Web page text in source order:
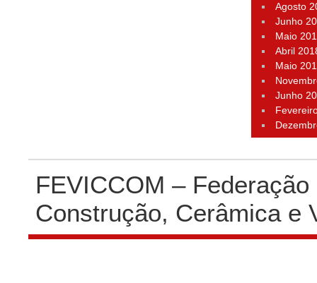
Agosto
Junho
Maio
Abril
Maio
Junho
FEVICCOM –
Construção, Cerâmica e